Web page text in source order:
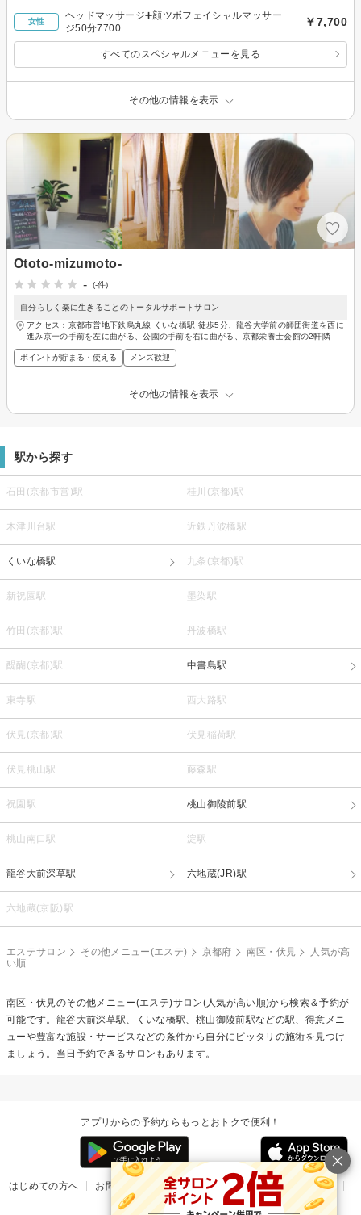
女性
ヘッドマッサージ➕顔ツボフェイシャルマッサー
ジ50分7700
￥7,700
すべてのスペシャルメニューを見る
その他の情報を表示
Ototo-mizumoto-
-
(-件)
自分らしく楽に生きることのトータルサポートサロン
アクセス：京都市営地下鉄烏丸線 くいな橋駅 徒歩5分、龍谷大学前の師団街道を西に
進み京一の手前を左に曲がる、公園の手前を右に曲がる、京都栄養士会館の2軒隣
ポイントが貯まる・使える メンズ歓迎
その他の情報を表示
駅から探す
石田(京都市営)駅 桂川(京都)駅
木津川台駅 近鉄丹波橋駅
くいな橋駅 九条(京都)駅
新祝園駅 墨染駅
竹田(京都)駅 丹波橋駅
醍醐(京都)駅 中書島駅
東寺駅 西大路駅
伏見(京都)駅 伏見稲荷駅
伏見桃山駅 藤森駅
祝園駅 桃山御陵前駅
桃山南口駅 淀駅
龍谷大前深草駅 六地蔵(JR)駅
六地蔵(京阪)駅
エステサロン その他メニュー(エステ) 京都府 南区・伏見
人気が高
い順
南区・伏見のその他メニュー(エステ)サロン(人気が高い順)から検索＆予約が
可能です。龍谷大前深草駅、くいな橋駅、桃山御陵前駅などの駅、得意メニ
ューや豊富な施設・サービスなどの条件から自分にピッタリの施術を見つけ
ましょう。当日予約できるサロンもあります。
アプリからの予約ならもっとおトクで便利！
はじめての方へ お問い合わせ ヘルプ リリース情報
利用規約
掲載ご希望のサロン様